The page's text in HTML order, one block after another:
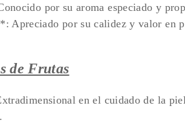
por su aroma especiado y
Apreciado por su calidez y valor en
de Frutas
en el cuidado de la